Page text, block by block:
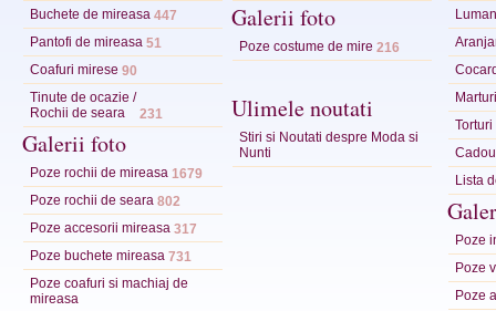
Buchete de mireasa 447
Pantofi de mireasa 51
Coafuri mirese 90
Tinute de ocazie /
Rochii de seara
231
Galerii foto
Poze rochii de mireasa 1679
Poze rochii de seara 802
Poze accesorii mireasa 317
Poze buchete mireasa 731
Poze coafuri si machiaj de
mireasa
Galerii foto
Poze costume de mire 216
Ulimele noutati
Stiri si Noutati despre Moda si
Nunti
Lista
Poze
Poze
Poze